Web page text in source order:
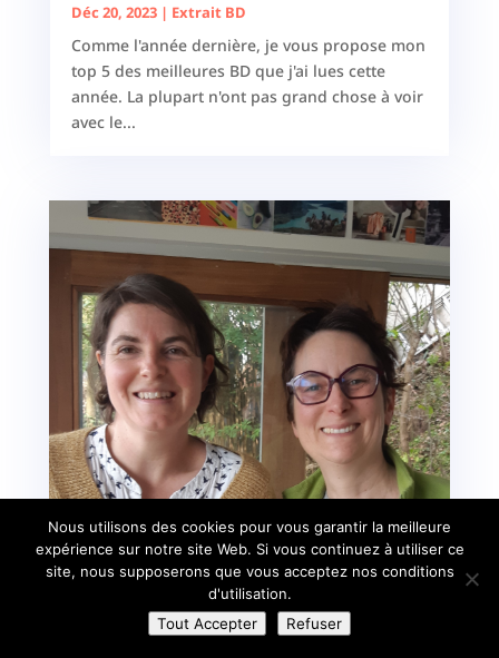
Déc 20, 2023| Extrait BD
Comme l'année dernière, je vous propose mon
top 5 des meilleures BD que j'ai lues cette
année. La plupart n'ont pas grand chose à voir
avec le...
Nous utilisons des cookies pour vous garantir la meilleure
expérience sur notre site Web. Si vous continuez à utiliser ce
site, nous supposerons que vous acceptez nos conditions
d'utilisation.
Tout Accepter
Refuser